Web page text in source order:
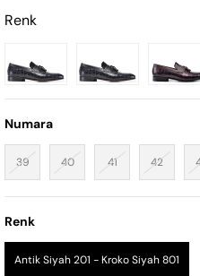
Renk
Numara
39 40 41 42
Renk
Antik Siyah 201 - Kroko Siyah 801